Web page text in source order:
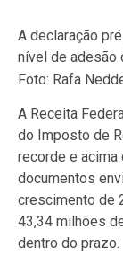
A declaração
nível de adesão
Foto: Rafa
A Receita
do Imposto de
recorde e
documentos
crescimento de
43,34 milhões
dentro do prazo.